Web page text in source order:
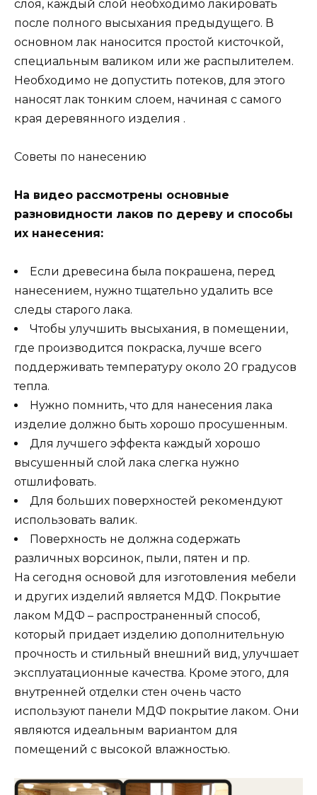
слоя, каждый слой необходимо лакировать
после полного высыхания предыдущего. В
основном лак наносится простой кисточкой,
специальным валиком или же распылителем.
Необходимо не допустить потеков, для этого
наносят лак тонким слоем, начиная с самого
края деревянного изделия .
Советы по нанесению
На видео рассмотрены основные
разновидности лаков по дереву и способы
их нанесения:
Если древесина была покрашена, перед
нанесением, нужно тщательно удалить все
следы старого лака.
Чтобы улучшить высыхания, в помещении,
где производится покраска, лучше всего
поддерживать температуру около 20 градусов
тепла.
Нужно помнить, что для нанесения лака
изделие должно быть хорошо просушенным.
Для лучшего эффекта каждый хорошо
высушенный слой лака слегка нужно
отшлифовать.
Для больших поверхностей рекомендуют
использовать валик.
Поверхность не должна содержать
различных ворсинок, пыли, пятен и пр.
На сегодня основой для изготовления мебели
и других изделий является МДФ. Покрытие
лаком МДФ – распространенный способ,
который придает изделию дополнительную
прочность и стильный внешний вид, улучшает
эксплуатационные качества. Кроме этого, для
внутренней отделки стен очень часто
используют панели МДФ покрытие лаком. Они
являются идеальным вариантом для
помещений с высокой влажностью.